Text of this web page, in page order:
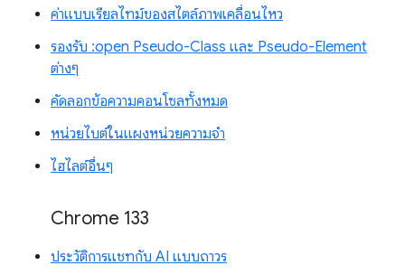
ค่าแบบเรียลไทม์ของสไตล์ภาพเคลื่อนไหว
รองรับ :open Pseudo-Class และ Pseudo-Element
ต่างๆ
คัดลอกข้อความคอนโซลทั้งหมด
หน่วยไบต์ในแผงหน่วยความจำ
ไฮไลต์อื่นๆ
Chrome 133
ประวัติการแชทกับ AI แบบถาวร